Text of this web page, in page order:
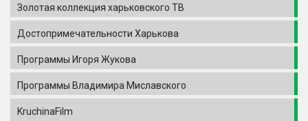
Золотая коллекция харьковского ТВ
Достопримечательности Харькова
Программы Игоря Жукова
Программы Владимира Миславского
KruchinaFilm